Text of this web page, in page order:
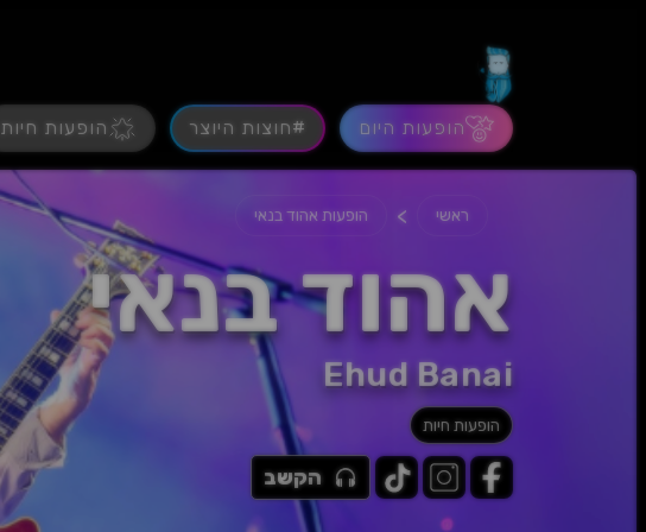
הופעות היום #חוצות היוצר הופעות חיות
ראשי > הופעות אהוד בנאי
אהוד בנאי
Ehud Banai
הופעות חיות
הקשב